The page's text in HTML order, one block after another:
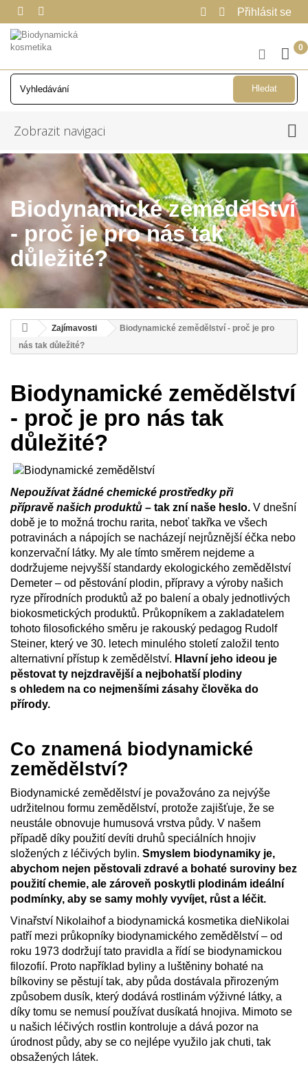
Přihlásit se
0
Hledat
Zobrazit navigaci
Biodynamické zemědělství
- proč je pro nás tak
důležité?
Zajímavosti
Biodynamické zemědělství - proč je pro
nás tak důležité?
Biodynamické zemědělství
- proč je pro nás tak
důležité?
Nepoužívat žádné chemické prostředky při
přípravě našich produktů – tak zní naše heslo. V dnešní
době je to možná trochu rarita, neboť takřka ve všech
potravinách a nápojích se nacházejí nejrůznější éčka nebo
konzervační látky. My ale tímto směrem nejdeme a
dodržujeme nejvyšší standardy ekologického zemědělství
Demeter – od pěstování plodin, přípravy a výroby našich
ryze přírodních produktů až po balení a obaly jednotlivých
biokosmetických produktů. Průkopníkem a zakladatelem
tohoto filosofického směru je rakouský pedagog Rudolf
Steiner, který ve 30. letech minulého století založil tento
alternativní přístup k zemědělství. Hlavní jeho ideou je
pěstovat ty nejzdravější a nejbohatší plodiny
s ohledem na co nejmenšími zásahy člověka do
přírody.
Co znamená biodynamické
zemědělství?
Biodynamické zemědělství je považováno za nejvýše
udržitelnou formu zemědělství, protože zajišťuje, že se
neustále obnovuje humusová vrstva půdy. V našem
případě díky použití devíti druhů speciálních hnojiv
složených z léčivých bylin. Smyslem biodynamiky je,
abychom nejen pěstovali zdravé a bohaté suroviny bez
použití chemie, ale zároveň poskytli plodinám ideální
podmínky, aby se samy mohly vyvíjet, růst a léčit.
Vinařství Nikolaihof a biodynamická kosmetika dieNikolai
patří mezi průkopníky biodynamického zemědělství – od
roku 1973 dodržují tato pravidla a řídí se biodynamickou
filozofií. Proto například byliny a luštěniny bohaté na
bílkoviny se pěstují tak, aby půda dostávala přirozeným
způsobem dusík, který dodává rostlinám výživné látky, a
díky tomu se nemusí používat dusíkatá hnojiva. Mimoto se
u našich léčivých rostlin kontroluje a dává pozor na
úrodnost půdy, aby se co nejlépe využilo jak chuti, tak
obsažených látek.